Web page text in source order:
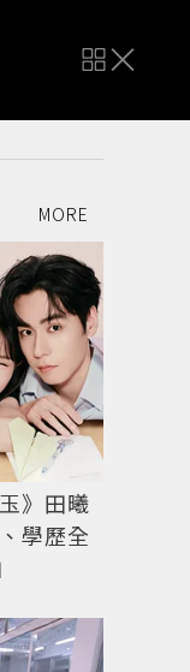
MORE
》田曦
學歷全